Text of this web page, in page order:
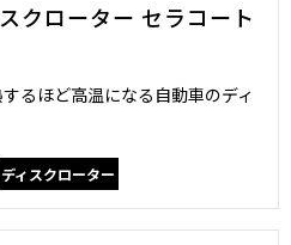
クローター セラコート
るほど高温になる自動車のディ
ディスクローター